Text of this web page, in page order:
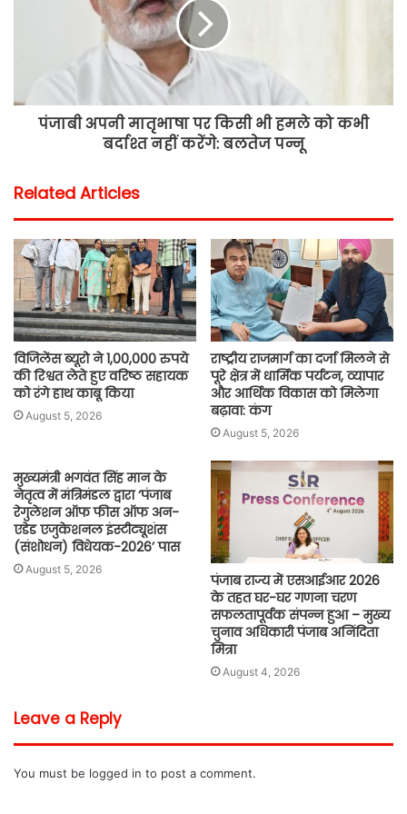
पंजाबी अपनी मातृभाषा पर किसी भी हमले को कभी
बर्दाश्त नहीं करेंगे: बलतेज पन्नू
Related Articles
विजिलेंस ब्यूरो ने 1,00,000 रुपये
की रिश्वत लेते हुए वरिष्ठ सहायक
को रंगे हाथ काबू किया
August 5, 2026
राष्ट्रीय राजमार्ग का दर्जा मिलने से
पूरे क्षेत्र में धार्मिक पर्यटन, व्यापार
और आर्थिक विकास को मिलेगा
बढ़ावा: कंग
August 5, 2026
मुख्यमंत्री भगवंत सिंह मान के
नेतृत्व में मंत्रिमंडल द्वारा ‘पंजाब
रेगुलेशन ऑफ फीस ऑफ अन-
एडेड एजुकेशनल इंस्टीट्यूशंस
(संशोधन) विधेयक-2026’ पास
August 5, 2026
पंजाब राज्य में एसआईआर 2026
के तहत घर-घर गणना चरण
सफलतापूर्वक संपन्न हुआ – मुख्य
चुनाव अधिकारी पंजाब अनिंदिता
मित्रा
August 4, 2026
Leave a Reply
You must be logged in to post a comment.